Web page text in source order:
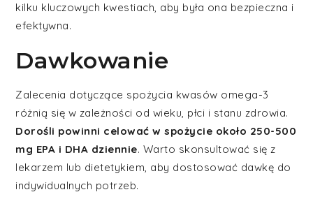
kilku kluczowych kwestiach, aby była ona bezpieczna i
efektywna.
Dawkowanie
Zalecenia dotyczące spożycia kwasów omega-3
różnią się w zależności od wieku, płci i stanu zdrowia.
Dorośli powinni celować w spożycie około 250-500
mg EPA i DHA dziennie. Warto skonsultować się z
lekarzem lub dietetykiem, aby dostosować dawkę do
indywidualnych potrzeb.